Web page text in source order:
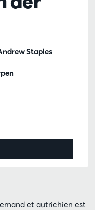
Staples
et autrichien est